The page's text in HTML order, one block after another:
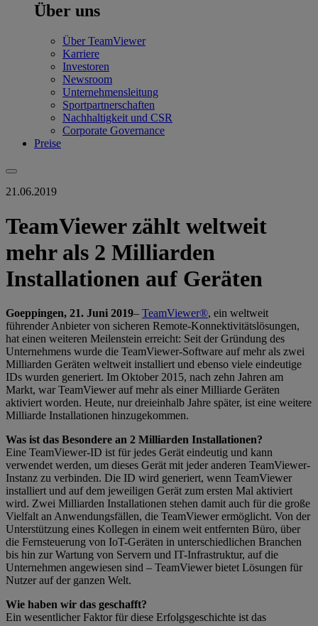
Über uns
Über TeamViewer
Karriere
Investoren
Newsroom
Unternehmensleitung
Sportpartnerschaften
Nachhaltigkeit und CSR
Corporate Governance
Preise
21.06.2019
TeamViewer zählt weltweit
mehr als 2 Milliarden
Installationen auf Geräten
Goeppingen, 21. Juni 2019– TeamViewer®, ein weltweit
führender Anbieter von sicheren Remote-Konnektivitätslösungen,
hat einen weiteren Meilenstein erreicht: Seit der Gründung des
Unternehmens wurde die TeamViewer-Software auf mehr als zwei
Milliarden Geräten weltweit installiert und ebenso viele eindeutige
IDs wurden generiert. Im Oktober 2015, nach zehn Jahren am
Markt, war TeamViewer auf mehr als einer Milliarde Geräten
aktiviert worden. Heute, nur dreieinhalb Jahre später, ist eine weitere
Milliarde Installationen hinzugekommen.
Was ist das Besondere an 2 Milliarden Installationen?
Eine TeamViewer-ID ist für jedes Gerät eindeutig und kann
verwendet werden, um dieses Gerät mit jeder anderen TeamViewer-
Instanz zu verbinden. Die ID wird generiert, wenn TeamViewer
installiert und auf dem jeweiligen Gerät zum ersten Mal aktiviert
wird. Zwei Milliarden Installationen stehen damit auch für die große
Vielfalt an Anwendungsfällen, die TeamViewer ermöglicht. Von der
Unterstützung eines Kollegen in einem weit entfernten Büro, über
die Fernsteuerung von IoT-Geräten in unterschiedlichen Branchen
bis hin zur Wartung von Servern und IT-Infrastruktur, auf die
Unternehmen angewiesen sind – TeamViewer bietet Lösungen für
Nutzer auf der ganzen Welt.
Wie haben wir das geschafft?
Ein wesentlicher Faktor für diese Erfolgsgeschichte ist das